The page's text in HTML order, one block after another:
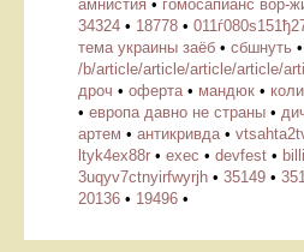
амнистия • гомосапианс вор-
34324 • 18778 •
тема украины заёб • сбшнуть •
/b/article/article/article/article/
дроч • оферта • мандюк •
• европа давно не страны •
артем • антикривда •
ltyk4ex88r • exec • devfest •
3uqyv7ctnyirfwyrjh • 35149 •
20136 • 19496 •